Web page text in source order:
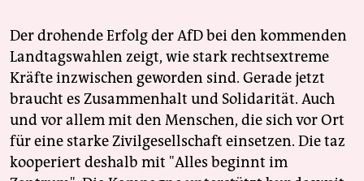
Der drohende Erfolg der AfD bei den kommenden
Landtagswahlen zeigt, wie stark rechtsextreme
Kräfte inzwischen geworden sind. Gerade jetzt
braucht es Zusammenhalt und Solidarität. Auch
und vor allem mit den Menschen, die sich vor Ort
für eine starke Zivilgesellschaft einsetzen. Die taz
kooperiert deshalb mit "Alles beginnt im